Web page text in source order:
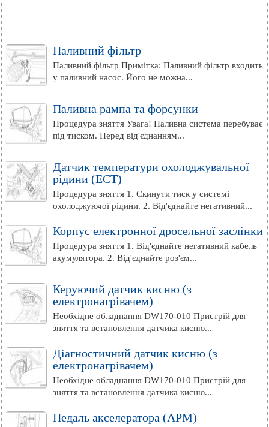
Паливний фільтр
Паливний фільтр Примітка: Паливний фільтр входить
у паливний насос. Його не можна...
Паливна рампа та форсунки
Процедура зняття Увага! Паливна система перебуває
під тиском. Перед від'єднанням...
Датчик температури охолоджувальної
рідини (ЕСT)
Процедура зняття 1. Скинути тиск у системі
охолоджуючої рідини. 2. Від'єднайте негативний...
Корпус електронної дросельної заслінки
Процедура зняття 1. Від'єднайте негативний кабель
акумулятора. 2. Від'єднайте роз'єм...
Керуючий датчик кисню (з
електронагрівачем)
Необхідне обладнання DW170-010 Пристрій для
зняття та встановлення датчика кисню...
Діагностичний датчик кисню (з
електронагрівачем)
Необхідне обладнання DW170-010 Пристрій для
зняття та встановлення датчика кисню...
Педаль акселератора (APM)